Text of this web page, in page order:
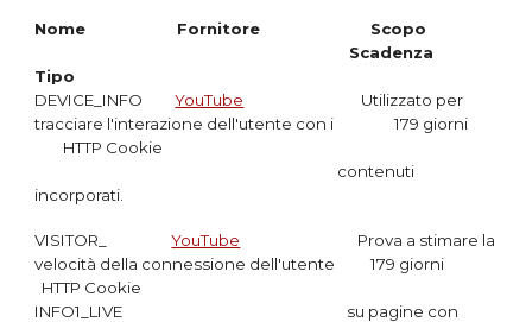
Nome Fornitore
Scopo
Scadenza
Tipo
DEVICE_INFOYouTube
Utilizzato per
tracciare l'interazione dell'utente con i 179 giorni
HTTP Cookie
contenuti
incorporati.
VISITOR_YouTube
Prova a stimare la
velocità della connessione dell'utente 179 giorni
HTTP Cookie
INFO1_LIVE su pagine con